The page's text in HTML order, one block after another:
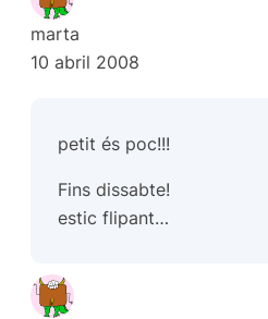
marta
10 abril 2008
petit és poc!!!
Fins dissabte!
estic flipant…